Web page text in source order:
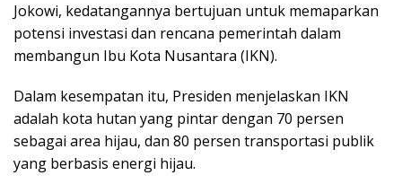
Jokowi, kedatangannya bertujuan untuk memaparkan
potensi investasi dan rencana pemerintah dalam
membangun Ibu Kota Nusantara (IKN).
Dalam kesempatan itu, Presiden menjelaskan IKN
adalah kota hutan yang pintar dengan 70 persen
sebagai area hijau, dan 80 persen transportasi publik
yang berbasis energi hijau.